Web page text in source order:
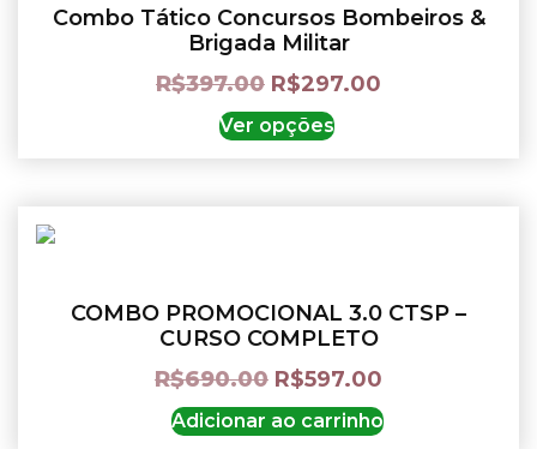
Combo Tático Concursos Bombeiros &
Brigada Militar
R$397.00 R$297.00
Ver opções
COMBO PROMOCIONAL 3.0 CTSP –
CURSO COMPLETO
R$690.00 R$597.00
Adicionar ao carrinho